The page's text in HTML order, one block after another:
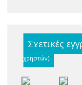
Σχετικές
χρηστών)